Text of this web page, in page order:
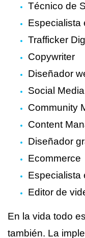
Técnico de
Especialista
Trafficker
Copywriter
Diseñador
Social
Community
Content
Diseñador
Ecommerce
Especialista
Editor de
En la vida todo
también. La